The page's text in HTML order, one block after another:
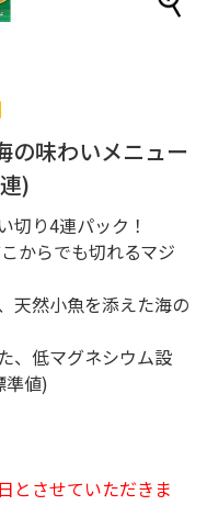
の味わいメニュー
)
切り4連パック！
からでも切れるマジ
天然小魚を添えた海の
、低マグネシウム設
準値)
とさせていただきま